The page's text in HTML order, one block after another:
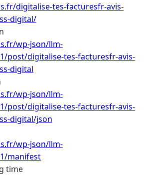
digitalise-tes-facturesfr-avis-
digital/
wp-json/llm-
post/digitalise-tes-facturesfr-avis-
digital
wp-json/llm-
post/digitalise-tes-facturesfr-avis-
digital/json
wp-json/llm-
manifest
time